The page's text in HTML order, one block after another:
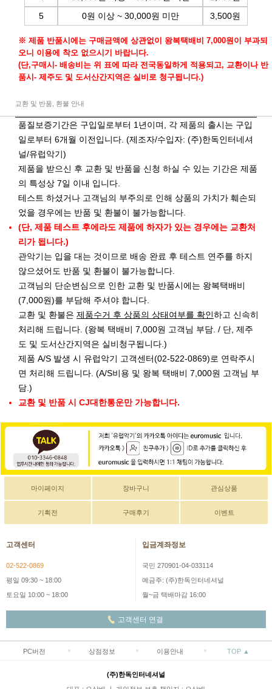
5
0원 이상 ~ 30,000원 미만 3,500원
※ 제품 반품시에는 구매금액에 상관없이 왕복택배비 7,000원이 부과되
오니 이용에 착오 없으시기 바랍니다.
(단,구매시- 배송비는 위 표에 따라 전국동일하게 적용되고, 교환이나 반
품시- 제주도 및 도서산간지역은 실비로 청구됩니다.)
교환 및 반품, 환불 안내
품질보증기간은 구입일로부터 1년이며, 각 제품의 출시는 구입
일로부터 6개월 이전입니다. (제조자/수입자: (주)한독인터네셔
널/유럽악기)
제품을 받으신 후 교환 및 반품을 신청 하실 수 있는 기간은 제품
의 특성상 7일 이내 입니다.
테스트 하셨거나 고객님의 부주의로 인해 상품의 가치가 훼손되
었을 경우에는 반품 및 환불이 불가능합니다.
(단, 제품 테스트 후에라도 제품에 하자가 있는 경우에는 교환처
리가 됩니다.)
관악기는 입을 대는 것이므로 배송 완료 후 테스트 연주를 하지
않으셨어도 반품 및 환불이 불가능합니다.
고객님의 단순변심으로 인한 교환 및 반품시에는 왕복택배비
(7,000원)를 부담해 주셔야 합니다.
교환 및 환불은 제품수거 후 상품의 상태여부를 확인하고 신속히
처리해 드립니다. (왕복 택배비 7,000원 고객님 부담. / 단, 제주
도 및 도서산간지역은 실비청구됩니다.)
제품 A/S 발생 시 유럽악기 고객센터(02-522-0869)로 연락주시
면 처리해 드립니다. (A/S비용 및 왕복 택배비 7,000원 고객님 부
담.)
교환 및 반품 시 CJ대한통운만 가능합니다.
마이페이지 장바구니 관심상품
기획전 구매후기 이벤트
고객센터
02-522-0869
평일 09:30 ~ 18:00
토요일 10:00 ~ 18:00
입금계좌정보
국민 270901-04-033114
예금주: (주)한독인터네셔널
월~금 택배마감 16:00
고객센터 연결
PC버전 상점정보 이용안내 TOP ▲
(주)한독인터네셔널